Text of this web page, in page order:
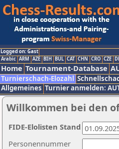
Logged on: Gast
Arabic ARM AZE BIH BUL CAT CHN CRO CZE
Home Tournament-Database
Turnierschach-Elozahl
Allgemeines Turnier anmelden:
Willkommen bei den
Personennummer
FIDE-Elolisten Stand